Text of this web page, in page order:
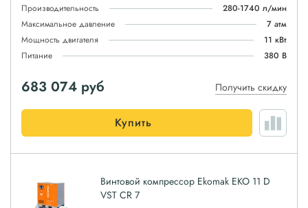
Производительность
280-1740 л/мин
Максимальное давление
7 атм
Мощность двигателя
11 кВт
Питание
380 В
683 074 руб Получить скидку
Купить
Винтовой компрессор Ekomak EKO 11 D
VST CR 7